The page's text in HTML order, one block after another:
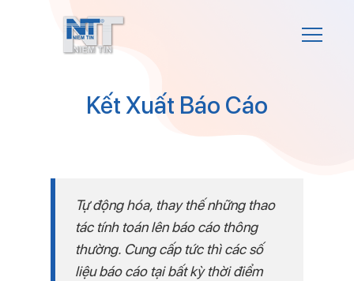
Kết Xuất Báo Cáo
Tự động hóa, thay thế những thao
tác tính toán lên báo cáo thông
thường. Cung cấp tức thì các số
liệu báo cáo tại bất kỳ thời điểm